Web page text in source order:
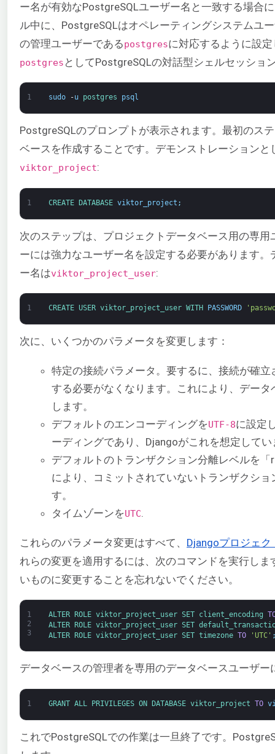
ー名が有効なPostgreSQLユーザー名と一致する場合
ル中に、PostgreSQLはオペレーティングシステムユ
の管理ユーザーであるpostgresに対応するように設
postgres としてPostgreSQLの対話型シェルセッショ
1 sudo -u postgres psql
PostgreSQLのプロンプトが表示されます。最初のス
ベースを作成することです。デモンストレーションと
viktor_project:
1 CREATE DATABASE viktor_project ;
次のステップは、プロジェクトデータベース用の専
ーには強力なユーザー名を設定する必要があります
ー名はviktor_project_user:
1 CREATE USER viktor_project_user WITH PASSWORD
次に、いくつかのパラメータを変更します：
特定の接続パラメータ。要するに、接続が確
する必要がなくなります。これにより、デー
します。
デフォルトのエンコーディングをUTF-8に設定
ーディングであり、Djangoがこれを想定してい
デフォルトのトランザクション分離レベルを
により、コミットされていないトランザクシ
す。
タイムゾーンをUTC
これらのパラメータ変更はすべて、 Djangoプロジェク
れらの変更を適用するには、次のコマンドを実行し
いものに変更することを忘れないでください。
1
2
3
ALTER ROLE viktor_project_user SET client_encoding
ALTER
ROLE viktor_project_user SET
ALTER
ROLE viktor_project_user SET timezone TO 'UTC'
データベースの管理者を専用のデータベースユーザー
1 GRANT ALL PRIVILEGES ON DATABASE viktor_project TO
これでPostgreSQLでの作業は一旦終了です。